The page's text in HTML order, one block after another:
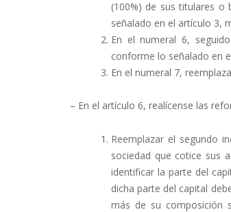
(100%) de sus titulares
señalado en el artículo 3,
En el numeral 6,
conforme lo señalado en
En el numeral 7,
– En el artículo 6, realícense las
Reemplazar el segundo
sociedad que cotice sus
identificar la parte del
dicha parte del capital
más de su composición